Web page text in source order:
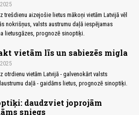
trešdienu aizejošie lietus mākoņi vietām Latvijā vēl
nokrišņus, valsts austrumu daļā iespējamas
lietusgāzes, prognozē sinoptiķi.
vietām līs un sabiezēs migla
otrdienu vietām Latvijā - galvenokārt valsts
daļā - gaidāms lietus, prognozē sinoptiķi.
daudzviet joprojām
sniegs